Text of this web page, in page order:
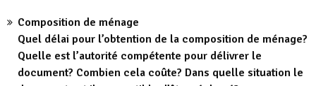
Composition de ménage
Quel délai pour l’obtention de la composition de ménage?
Quelle est l’autorité compétente pour délivrer le
document? Combien cela coûte? Dans quelle situation le